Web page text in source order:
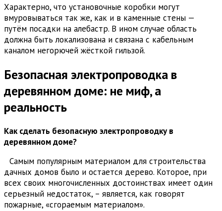
Характерно, что установочные коробки могут
вмуровываться так же, как и в каменные стены —
путём посадки на алебастр. В ином случае область
должна быть локализована и связана с кабельным
каналом негорючей жёсткой гильзой.
Безопасная электропроводка в
деревянном доме: не миф, а
реальность
Как сделать безопасную электропроводку в
деревянном доме?
Самым популярным материалом для строительства
дачных домов было и остается дерево. Которое, при
всех своих многочисленных достоинствах имеет один
серьезный недостаток, – является, как говорят
пожарные, «сгораемым материалом».